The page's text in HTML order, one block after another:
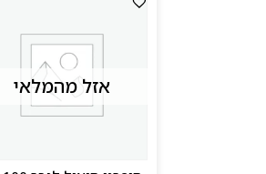
אזל מהמלאי